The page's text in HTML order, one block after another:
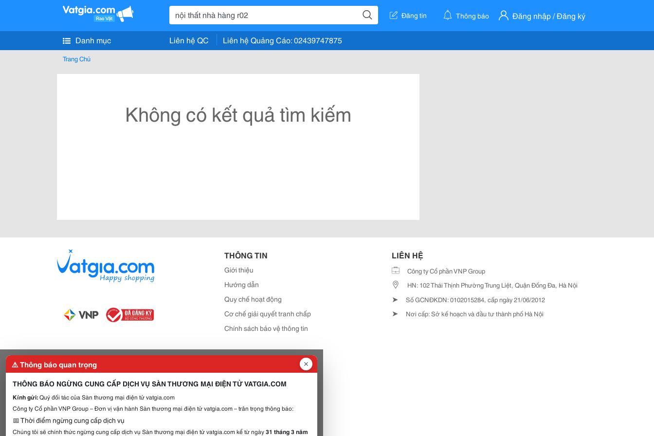
Đăng tin Thông báo Đăng nhập / Đăng ký
Danh mục Liên hệ QC Liên hệ Quảng Cáo: 02439747875
Trang Chủ
Không có kết quả tìm kiếm
THÔNG TIN
Giới thiệu
Hướng dẫn
Quy chế hoạt động
Cơ chế giải quyết tranh chấp
Chính sách bảo vệ thông tin
LIÊN HỆ
Công ty Cổ phần VNP Group
HN: 102 Thái Thịnh Phường Trung Liệt, Quận Đống Đa, Hà Nội
➤ Số GCNĐKDN: 0102015284, cấp ngày 21/06/2012
➤ Nơi cấp: Sở kế hoạch và đầu tư thành phố Hà Nội
⚠️ Thông báo quan trọng
THÔNG BÁO NGỪNG CUNG CẤP DỊCH VỤ SÀN THƯƠNG MẠI ĐIỆN TỬ VATGIA.COM
Kính gửi:Quý đối tác của Sàn thương mại điện tử vatgia.com
Công ty Cổ phần VNP Group – Đơn vị vận hành Sàn thương mại điện tử vatgia.com – trân trọng thông báo:
📅 Thời điểm ngừng cung cấp dịch vụ
Chúng tôi sẽ chính thức ngừng cung cấp dịch vụ Sàn thương mại điện tử vatgia.com kể từ ngày31 tháng 3 năm